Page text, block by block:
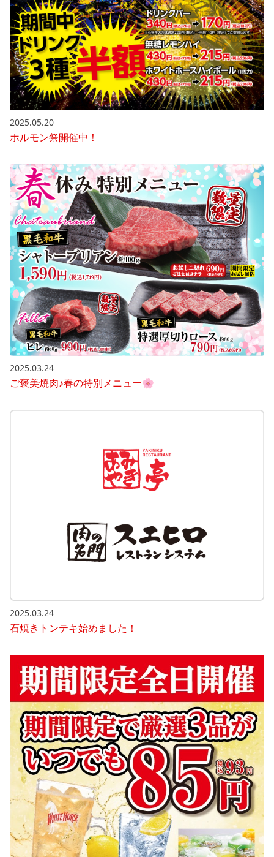
2025.05.20
ホルモン祭開催中！
2025.03.24
ご褒美焼肉♪春の特別メニュー🌸
2025.03.24
石焼きトンテキ始めました！